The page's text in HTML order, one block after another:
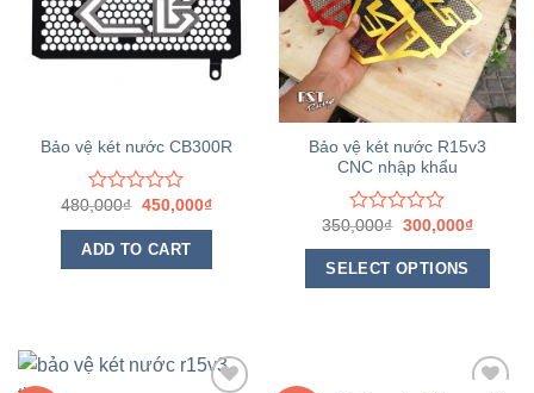
Bảo vệ két nước CB300R
Rated
0
out
of
480,000₫ 450,000₫
ADD TO CART
Bảo vệ két nước R15v3
CNC nhập khẩu
Rated
0
out
of
350,000₫ 300,000₫
SELECT OPTIONS